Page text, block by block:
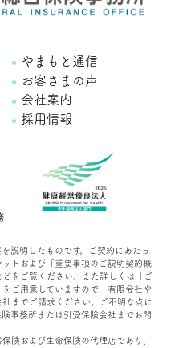
やまもと通信
お客さまの声
会社案内
採用情報
説明したものです。ご契約にあたっ
トおよび「重要事項のご説明契約概
をご覧ください。また詳しくは「ご
ご用意していますので、有限会社や
までご請求ください。ご不明な点に
事務所または引受保険会社までお問
険および生命保険の代理店であり、